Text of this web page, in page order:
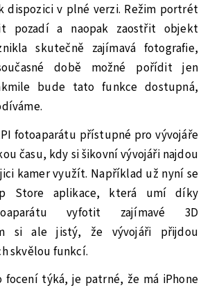
dispozici v plné verzi. Režim portrét
pozadí a naopak zaostřit objekt
skutečně zajímavá fotografie,
době možné pořídit jen
bude tato funkce dostupná,
fotoaparátu přístupné pro vývojáře
času, kdy si šikovní vývojáři najdou
kamer využít. Například už nyní se
Store aplikace, která umí díky
vyfotit zajímavé 3D
si ale jistý, že vývojáři přijdou
skvělou funkcí.
focení týká, je patrné, že má iPhone